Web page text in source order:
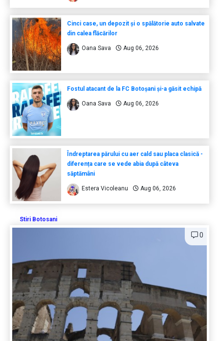
Cinci case, un depozit și o spălătorie auto salvate
din calea flăcărilor
Oana Sava Aug 06, 2026
Fostul atacant de la FC Botoșani și-a găsit echipă
Oana Sava Aug 06, 2026
Îndreptarea părului cu aer cald sau placa clasică -
diferența care se vede abia după câteva
săptămâni
Estera Vicoleanu Aug 06, 2026
Stiri Botosani
0